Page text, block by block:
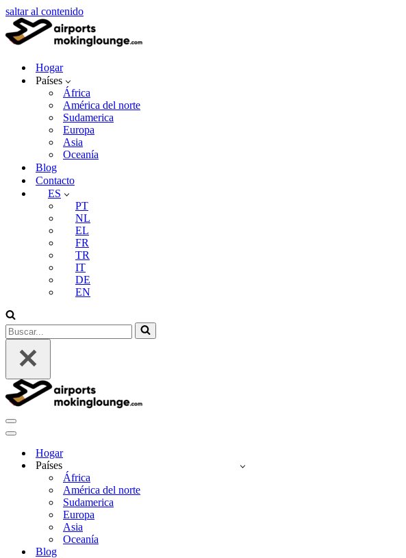
saltar al contenido
Hogar
Países
África
América del norte
Sudamerica
Europa
Asia
Oceanía
Blog
Contacto
ES
PT
NL
EL
FR
TR
IT
DE
EN
Buscar...
Menú
de
Menú
Navegación
Hogar
Países
África
América del norte
Sudamerica
Europa
Asia
Oceanía
Blog